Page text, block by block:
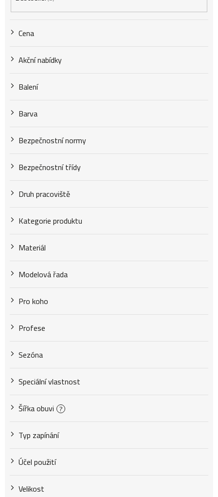
d
u
k
ů
Cena
Akční nabídky
Balení
Barva
Bezpečnostní normy
Bezpečnostní třídy
Druh pracoviště
Kategorie produktu
Materiál
Modelová řada
Pro koho
Profese
Sezóna
Speciální vlastnost
Šířka obuvi ?
Typ zapínání
Účel použití
Velikost